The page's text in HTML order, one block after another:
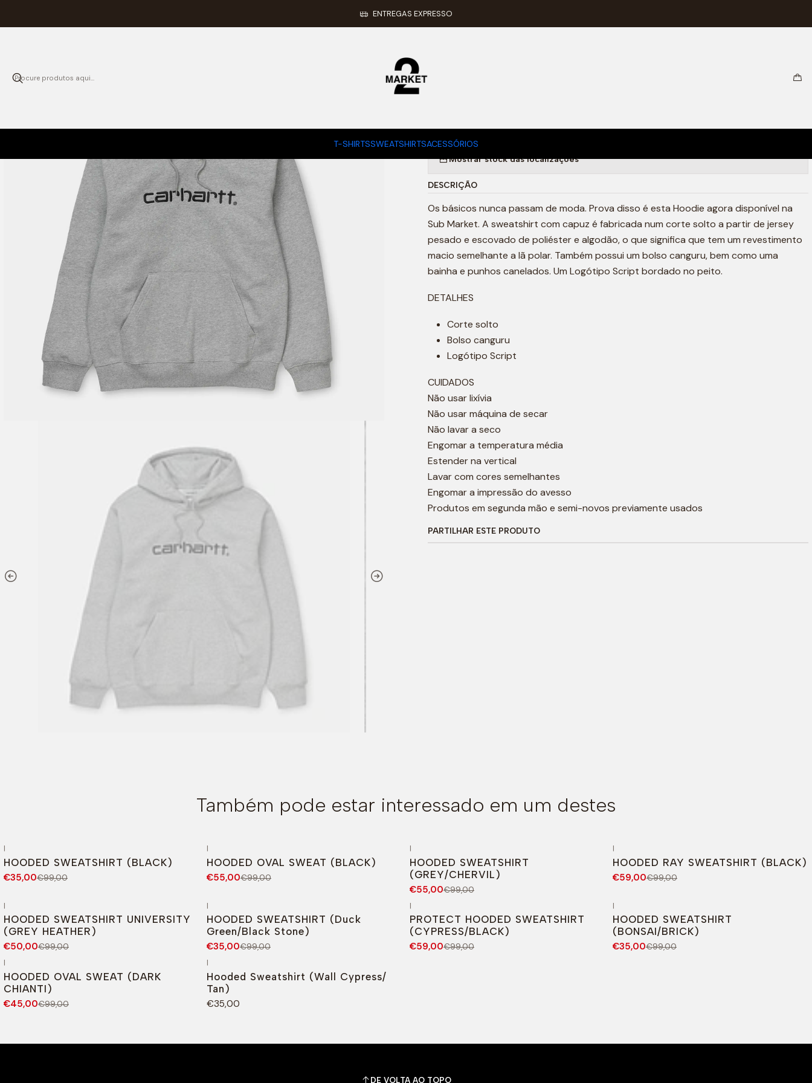
T-SHIRTSSWEATSHIRTSACESSÓRIOS
ENTREGAS EXPRESSO
SWEATSHIRTS HOODED SWEAT (GREY/BLACK)
Mostrar stock das localizações
DESCRIÇÃO
Os básicos nunca passam de moda. Prova disso é esta Hoodie agora disponível na
Sub Market. A sweatshirt com capuz é fabricada num corte solto a partir de jersey
pesado e escovado de poliéster e algodão, o que significa que tem um revestimento
macio semelhante a lã polar. Também possui um bolso canguru, bem como uma
bainha e punhos canelados. Um Logótipo Script bordado no peito.
DETALHES
Corte solto
Bolso canguru
Logótipo Script
CUIDADOS
Não usar lixívia
Não usar máquina de secar
Não lavar a seco
Engomar a temperatura média
Estender na vertical
Lavar com cores semelhantes
Engomar a impressão do avesso
Produtos em segunda mão e semi-novos previamente usados
PARTILHAR ESTE PRODUTO
Também pode estar interessado em um destes
|
HOODED SWEATSHIRT (BLACK)
€35,00€99,00
|
HOODED OVAL SWEAT (BLACK)
€55,00€99,00
|
HOODED SWEATSHIRT
(GREY/CHERVIL)
€55,00€99,00
|
HOODED RAY SWEATSHIRT (BLACK)
€59,00€99,00
|
HOODED SWEATSHIRT UNIVERSITY
(GREY HEATHER)
€50,00€99,00
|
HOODED SWEATSHIRT (Duck
Green/Black Stone)
€35,00€99,00
|
PROTECT HOODED SWEATSHIRT
(CYPRESS/BLACK)
€59,00€99,00
|
HOODED SWEATSHIRT
(BONSAI/BRICK)
€35,00€99,00
|
HOODED OVAL SWEAT (DARK
CHIANTI)
€45,00€99,00
|
Hooded Sweatshirt (Wall Cypress/
Tan)
€35,00
DE VOLTA AO TOPO